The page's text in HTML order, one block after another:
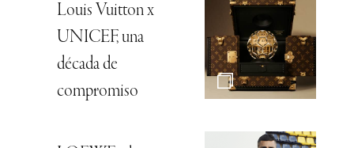
Louis Vuitton x
UNICEF, una
década de
compromiso